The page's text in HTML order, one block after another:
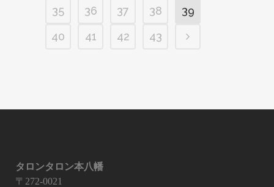
35
36 37 38
39
40
41 42 43
タロンタロン本八幡
〒272-0021